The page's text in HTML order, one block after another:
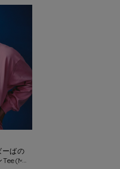
ーばの